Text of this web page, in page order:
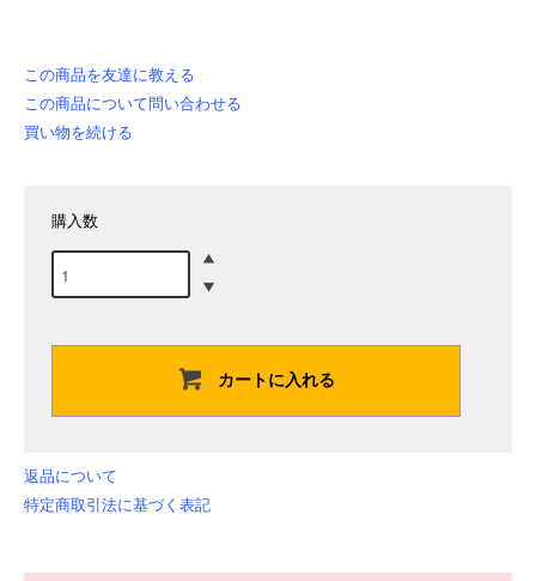
この商品を友達に教える
この商品について問い合わせる
買い物を続ける
購入数
カートに入れる
返品について
特定商取引法に基づく表記